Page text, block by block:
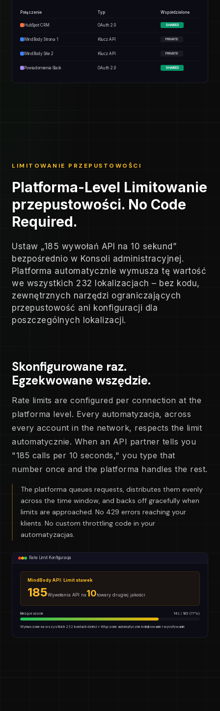
Połączenie Typ Współdzielone
HubSpot CRM OAuth 2.0 SHARED
MindBody Strona 1 Klucz API PRIVATE
MindBody Site 2 Klucz API PRIVATE
Powiadomienia Slack OAuth 2.0 SHARED
LIMITOWANIE PRZEPUSTOWOŚCI
Platforma-Level Limitowanie
przepustowości. No Code
Required.
Ustaw „185 wywołań API na 10 sekund”
bezpośrednio w Konsoli administracyjnej.
Platforma automatycznie wymusza tę wartość
we wszystkich 232 lokalizacjach – bez kodu,
zewnętrznych narzędzi ograniczających
przepustowość ani konfiguracji dla
poszczególnych lokalizacji.
Skonfigurowane raz.
Egzekwowane wszędzie.
Rate limits are configured per connection at the
platforma level. Every automatyzacja, across
every account in the network, respects the limit
automatycznie. When an API partner tells you
"185 calls per 10 seconds," you type that
number once and the platforma handles the rest.
The platforma queues requests, distributes them evenly
across the time window, and backs off gracefully when
limits are approached. No 429 errors reaching your
klients. No custom throttling code in your
automatyzacjas.
Rate Limit Konfiguracja
MindBody API: Limit stawek
185Wywołania API na10towary drugiej jakości
Bieżące użycie 142 / 185 (77%)
Wymuszone na wszystkich 232 kontach dzieci • Włączone automatyczne kolejkowanie i wycofywanie